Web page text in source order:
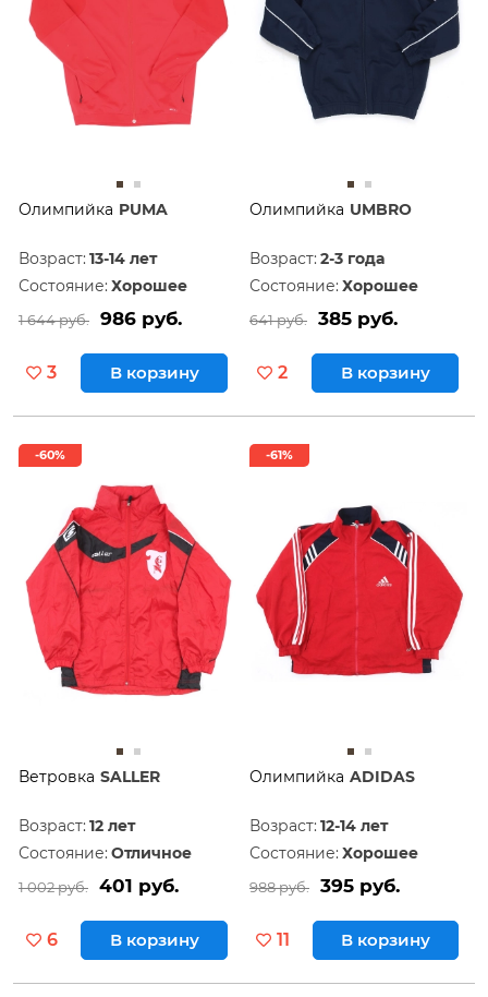
Олимпийка PUMA
Возраст: 13-14 лет
Состояние: Хорошее
1 644 руб. 986 руб.
3 В корзину
Олимпийка UMBRO
Возраст: 2-3 года
Состояние: Хорошее
641 руб. 385 руб.
2 В корзину
-60%
Ветровка SALLER
Возраст: 12 лет
Состояние: Отличное
1 002 руб. 401 руб.
6 В корзину
-61%
Олимпийка ADIDAS
Возраст: 12-14 лет
Состояние: Хорошее
988 руб. 395 руб.
11 В корзину